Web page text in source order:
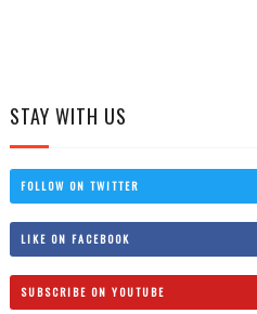
STAY WITH US
FOLLOW ON TWITTER
LIKE ON FACEBOOK
SUBSCRIBE ON YOUTUBE